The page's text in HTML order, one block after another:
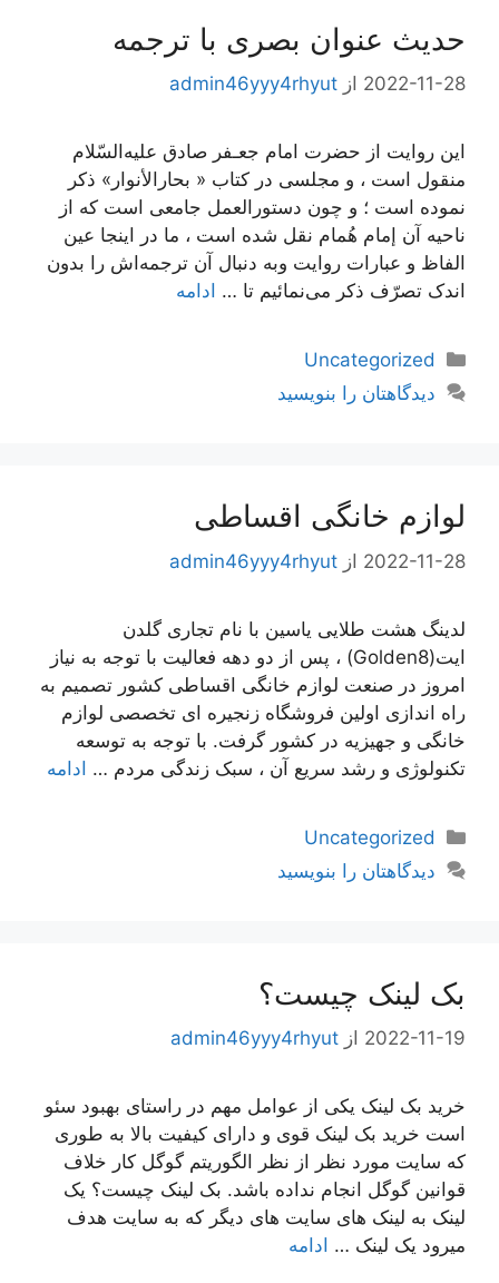
حدیث عنوان بصری با ترجمه
2022-11-28 از admin46yyy4rhyut
این روایت از حضرت امام جعـفر صادق علیه‌السّلام
منقول است ، و مجلسی در کتاب « بحارالأنوار» ذکر
نموده است ؛ و چون دستورالعمل جامعی است که از
ناحیه‌ آن إمام هُمام نقل شده است ، ما در اینجا عین
الفاظ و عبارات روایت وبه دنبال آن ترجمه‌اش را بدون
اندک تصرّف ذکر می‌نمائیم تا … ادامه
دسته‌ها
Uncategorized
دیدگاهتان را بنویسید
لوازم خانگی اقساطی
2022-11-28 از admin46yyy4rhyut
لدینگ هشت طلایی یاسین با نام تجاری گلدن
ایت(Golden8) ، پس از دو دهه فعالیت با توجه به نیاز
امروز در صنعت لوازم خانگی اقساطی کشور تصمیم به
راه اندازی اولین فروشگاه زنجیره ای تخصصی لوازم
خانگی و جهیزیه در کشور گرفت. با توجه به توسعه
تکنولوژی و رشد سریع آن ، سبک زندگی مردم … ادامه
دسته‌ها
Uncategorized
دیدگاهتان را بنویسید
بک لینک چیست؟
2022-11-19 از admin46yyy4rhyut
خرید بک لینک یکی از عوامل مهم در راستای بهبود سئو
است خرید بک لینک قوی و دارای کیفیت بالا به طوری
که سایت مورد نظر از نظر الگوریتم گوگل کار خلاف
قوانین گوگل انجام نداده باشد. بک لینک چیست؟ یک
لینک به لینک های سایت های دیگر که به سایت هدف
میرود یک لینک … ادامه